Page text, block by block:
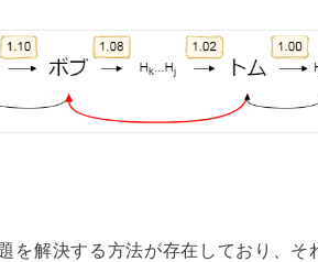
を解決する方法が存在しており、そ